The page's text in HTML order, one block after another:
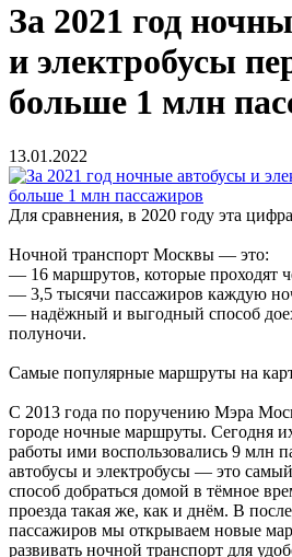
За 2021 год
и электробусы
больше 1 млн
13.01.2022
Для сравнения, в 2020 году эта
Ночной транспорт Москвы — это:
— 16 маршрутов, которые проходят
— 3,5 тысячи пассажиров каждую
— надёжный и выгодный способ
полуночи.
Самые популярные маршруты на
С 2013 года по поручению Мэра
городе ночные маршруты. Сегодня
работы ими воспользовались 9 млн
автобусы и электробусы — это
способ добраться домой в тёмное
проезда такая же, как и днём. В
пассажиров мы открываем новые
развивать ночной транспорт для